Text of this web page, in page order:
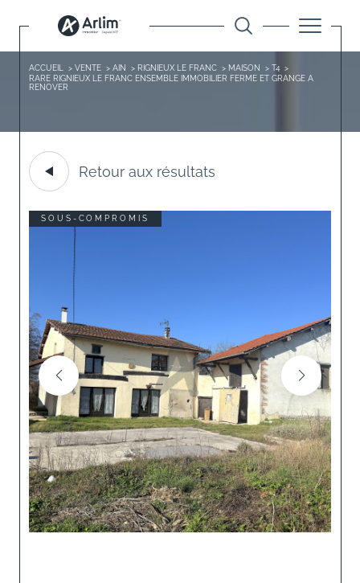
ACCUEIL VENTE AIN RIGNIEUX LE FRANC MAISON
T4
RARE RIGNIEUX LE FRANC ENSEMBLE IMMOBILIER FERME ET GRANGE A
RENOVER
Retour aux résultats
SOUS-COMPROMIS